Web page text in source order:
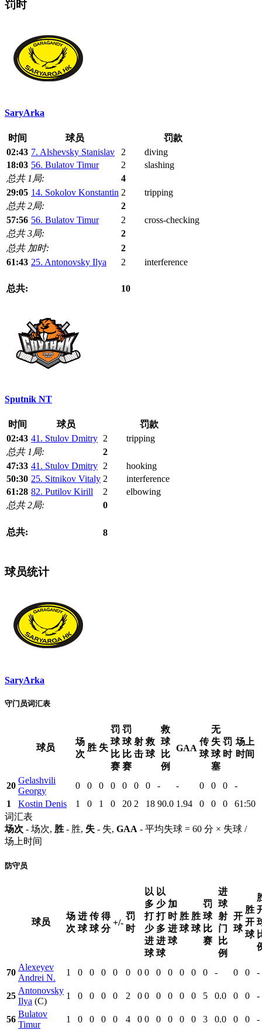
罚时
SaryArka
时间 球员
罚款
02:43 7. Alshevsky Stanislav 2
diving
18:03 56. Bulatov Timur 2
slashing
总共 1局:
4
29:05 14. Sokolov Konstantin 2
tripping
总共 2局:
2
57:56 56. Bulatov Timur 2
cross-checking
总共 3局:
2
总共 加时:
2
61:43 25. Antonovsky Ilya 2 interference
总共: 10
Sputnik NT
时间 球员
罚款
02:43 41. Stulov Dmitry 2
tripping
总共 1局:
2
47:33 41. Stulov Dmitry 2
hooking
50:30 25. Sitnikov Vitaly 2
interference
61:28 82. Putilov Kirill 2
elbowing
总共 2局:
0
总共: 8
球员统计
SaryArka
守门员词汇表
球员
场
次
胜 失
罚
球
比
赛
罚
球
比
赛
射
击
救
球
救
球
比
例
GAA
传
球
无
失
球
塞
罚
时
场上
时间
20
Gelashvili
Georgy
0 0 0 0 0 0 0 - - 0 0 0
-
1
Kostin Denis 1 0 1 0 20 2 18 90.0 1.94 0 0 0
61:50
词汇表
场次 - 场次, 胜 - 胜, 失 - 失, GAA - 平均失球 = 60 分 × 失球 /
场上时间
防守员
球员
场
次
进
球
传
球
得
分
+/-
罚
时
以
多
打
少
进
球
以
少
打
多
进
球
加
时
进
球
胜
球
胜
球
罚
球
比
赛
进
球
射
门
比
例
开
球
胜
开
球
70
Alexeyev
Andrei N.
1 0 0 0 0 0 0 0 0 0 0 0 0 - 0 0 -
25
Antonovsky
Ilya (C)
1 0 0 0 0 2 0 0 0 0 0 0 5 0.0 0 0 -
56
Bulatov
Timur
1 0 0 0 0 4 0 0 0 0 0 0 3 0.0 0 0
-